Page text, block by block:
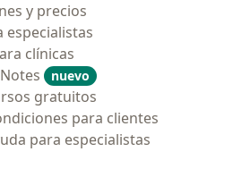
y precios
especialistas
clínicas
nuevo
gratuitos
para clientes
para especialistas